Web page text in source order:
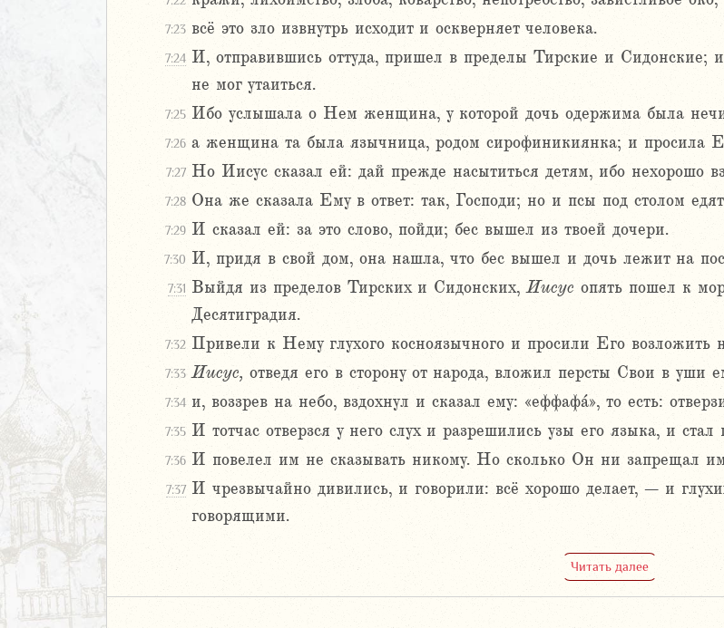
7:23 всё это зло извнутрь исходит и оскверняет человека.
7:24 И, отправившись оттуда, пришел в пределы Тирские и Сидонские;
не мог утаиться.
7:25 Ибо услышала о Нем женщина, у которой дочь одержима была
7:26 а женщина та была язычница, родом сирофиникиянка; и просила
7:27 Но Иисус сказал ей: дай прежде насытиться детям, ибо нехорошо
7:28 Она же сказала Ему в ответ: так, Господи; но и псы под столом
7:29 И сказал ей: за это слово, пойди; бес вышел из твоей дочери.
7:30 И, придя в свой дом, она нашла, что бес вышел и дочь лежит на
7:31 Выйдя из пределов Тирских и Сидонских,Иисус опять пошел к
Десятиградия.
7:32 Привели к Нему глухого косноязычного и просили Его возложить
7:33 Иисус, отведя его в сторону от народа, вложил персты Свои в уши
7:34 и, воззрев на небо, вздохнул и сказал ему: «еффафа́», то есть:
7:35 И тотчас отверзся у него слух и разрешились узы его языка, и стал
7:36 И повелел им не сказывать никому. Но сколько Он ни запрещал
7:37 И чрезвычайно дивились, и говорили: всё хорошо делает, – и
говорящими.
Читать далее